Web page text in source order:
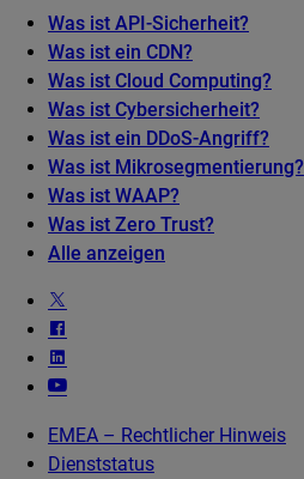
Was ist API-Sicherheit?
Was ist ein CDN?
Was ist Cloud Computing?
Was ist Cybersicherheit?
Was ist ein DDoS-Angriff?
Was ist Mikrosegmentierung?
Was ist WAAP?
Was ist Zero Trust?
Alle anzeigen
EMEA – Rechtlicher Hinweis
Dienststatus